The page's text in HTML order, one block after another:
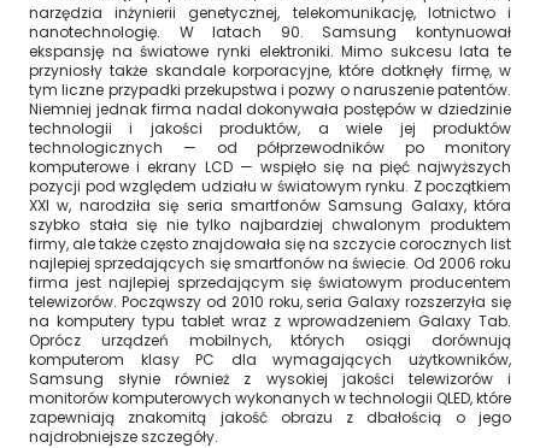
narzędzia inżynierii genetycznej, telekomunikację, lotnictwo i
nanotechnologię. W latach 90. Samsung kontynuował
ekspansję na światowe rynki elektroniki. Mimo sukcesu lata te
przyniosły także skandale korporacyjne, które dotknęły firmę, w
tym liczne przypadki przekupstwa i pozwy o naruszenie patentów.
Niemniej jednak firma nadal dokonywała postępów w dziedzinie
technologii i jakości produktów, a wiele jej produktów
technologicznych — od półprzewodników po monitory
komputerowe i ekrany LCD — wspięło się na pięć najwyższych
pozycji pod względem udziału w światowym rynku. Z początkiem
XXI w, narodziła się seria smartfonów Samsung Galaxy, która
szybko stała się nie tylko najbardziej chwalonym produktem
firmy, ale także często znajdowała się na szczycie corocznych list
najlepiej sprzedających się smartfonów na świecie. Od 2006 roku
firma jest najlepiej sprzedającym się światowym producentem
telewizorów. Począwszy od 2010 roku, seria Galaxy rozszerzyła się
na komputery typu tablet wraz z wprowadzeniem Galaxy Tab.
Oprócz urządzeń mobilnych, których osiągi dorównują
komputerom klasy PC dla wymagających użytkowników,
Samsung słynie również z wysokiej jakości telewizorów i
monitorów komputerowych wykonanych w technologii QLED, które
zapewniają znakomitą jakość obrazu z dbałością o jego
najdrobniejsze szczegóły.